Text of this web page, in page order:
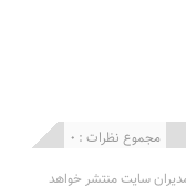
مجموع نظرات : 0
سایت منتشر خواهد